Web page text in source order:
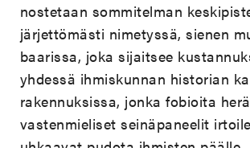
nostetaan sommitelman
järjettömästi nimetyssä, sienen
baarissa, joka sijaitsee
yhdessä ihmiskunnan historian
rakennuksissa, jonka fobioita
vastenmieliset seinäpaneelit